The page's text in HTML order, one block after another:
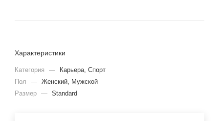
Характеристики
Категория —
Карьера, Спорт
Пол
— Женский, Мужской
Размер — Standard